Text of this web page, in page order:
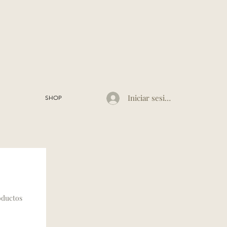
Iniciar sesión
SHOP